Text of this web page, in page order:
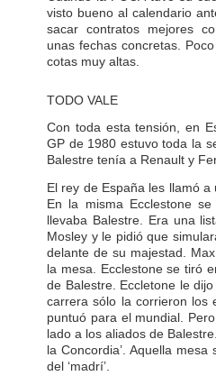
visto bueno al calendario
sacar contratos mejores
unas fechas concretas.
cotas muy altas.
TODO VALE
Con toda esta tensión, en
GP de 1980 estuvo toda la
Balestre tenía a Renault y
El rey de España les llamó
En la misma Ecclestone
llevaba Balestre. Era una
Mosley y le pidió que
delante de su majestad.
la mesa. Ecclestone se tiró
de Balestre. Eccletone le
carrera sólo la corrieron los
puntuó para el mundial.
lado a los aliados de
la Concordia’. Aquella
del ‘madrí’.